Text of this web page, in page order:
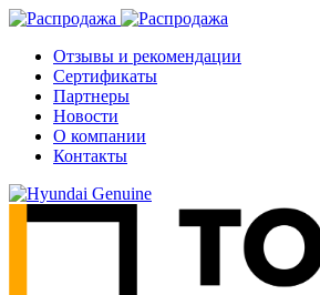
Отзывы и рекомендации
Сертификаты
Партнеры
Новости
О компании
Контакты